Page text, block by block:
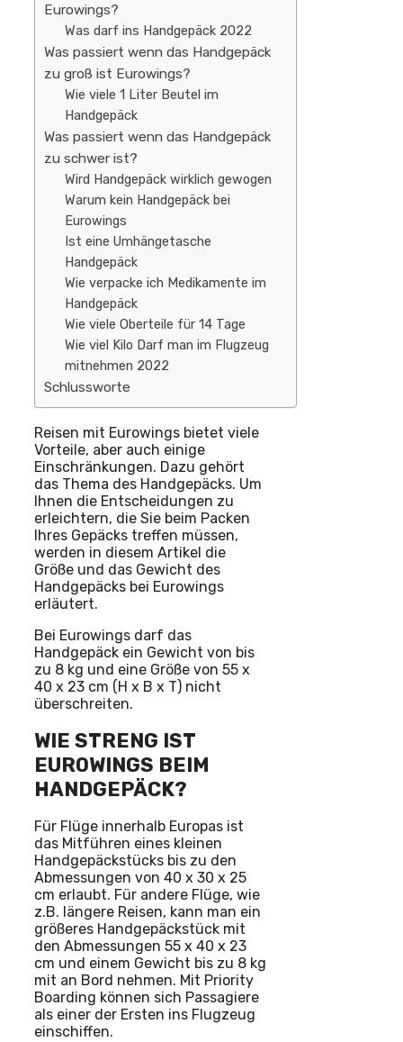
Eurowings?
Was darf ins Handgepäck 2022
Was passiert wenn das Handgepäck
zu groß ist Eurowings?
Wie viele 1 Liter Beutel im
Handgepäck
Was passiert wenn das Handgepäck
zu schwer ist?
Wird Handgepäck wirklich gewogen
Warum kein Handgepäck bei
Eurowings
Ist eine Umhängetasche
Handgepäck
Wie verpacke ich Medikamente im
Handgepäck
Wie viele Oberteile für 14 Tage
Wie viel Kilo Darf man im Flugzeug
mitnehmen 2022
Schlussworte
Reisen mit Eurowings bietet viele
Vorteile, aber auch einige
Einschränkungen. Dazu gehört
das Thema des Handgepäcks. Um
Ihnen die Entscheidungen zu
erleichtern, die Sie beim Packen
Ihres Gepäcks treffen müssen,
werden in diesem Artikel die
Größe und das Gewicht des
Handgepäcks bei Eurowings
erläutert.
Bei Eurowings darf das
Handgepäck ein Gewicht von bis
zu 8 kg und eine Größe von 55 x
40 x 23 cm (H x B x T) nicht
überschreiten.
WIE STRENG IST
EUROWINGS BEIM
HANDGEPÄCK?
Für Flüge innerhalb Europas ist
das Mitführen eines kleinen
Handgepäckstücks bis zu den
Abmessungen von 40 x 30 x 25
cm erlaubt. Für andere Flüge, wie
z.B. längere Reisen, kann man ein
größeres Handgepäckstück mit
den Abmessungen 55 x 40 x 23
cm und einem Gewicht bis zu 8 kg
mit an Bord nehmen. Mit Priority
Boarding können sich Passagiere
als einer der Ersten ins Flugzeug
einschiffen.